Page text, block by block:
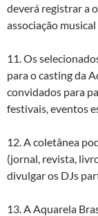
deverá registrar a
associação
11. Os
para o casting da
convidados para
festivais, eventos
12. A coletânea
(jornal, revista,
divulgar os DJs
13. A Aquarela